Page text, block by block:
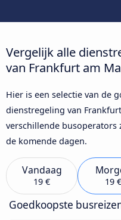
Vergelijk alle
van Frankfurt am
Hier is een selectie van de
dienstregeling van
verschillende busoperators
de komende dagen.
Vandaag
19 € 19 €
Goedkoopste